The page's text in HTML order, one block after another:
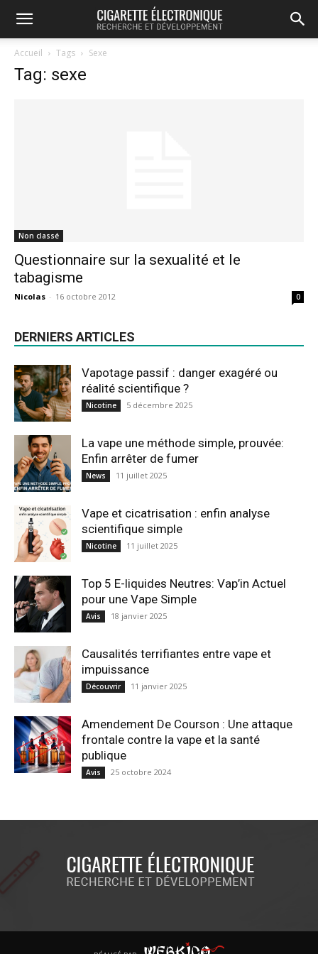
Accueil Tags Sexe
Tag: sexe
Non classé
Questionnaire sur la sexualité et le
tabagisme
Nicolas - 16 octobre 2012 0
DERNIERS ARTICLES
Vapotage passif : danger exagéré ou
réalité scientifique ?
Nicotine 5 décembre 2025
La vape une méthode simple, prouvée:
Enfin arrêter de fumer
News 11 juillet 2025
Vape et cicatrisation : enfin analyse
scientifique simple
Nicotine 11 juillet 2025
Top 5 E-liquides Neutres: Vap’in Actuel
pour une Vape Simple
Avis 18 janvier 2025
Causalités terrifiantes entre vape et
impuissance
Découvrir 11 janvier 2025
Amendement De Courson : Une attaque
frontale contre la vape et la santé
publique
Avis 25 octobre 2024